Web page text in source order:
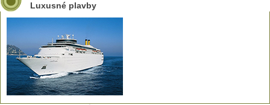
Luxusné plavby